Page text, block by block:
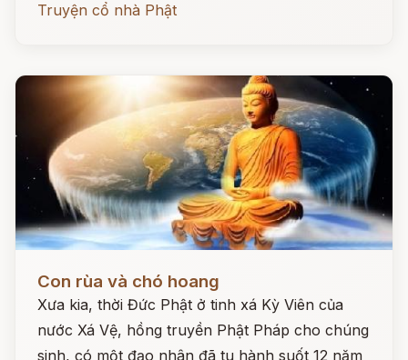
Truyện cổ nhà Phật
Con rùa và chó hoang
Xưa kia, thời Đức Phật ở tinh xá Kỳ Viên của
nước Xá Vệ, hồng truyền Phật Pháp cho chúng
sinh, có một đạo nhân đã tu hành suốt 12 năm